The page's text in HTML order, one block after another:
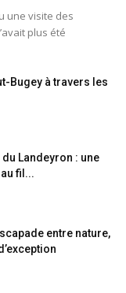
une visite des
plus été
Bugey à travers les
Landeyron : une
fil...
entre nature,